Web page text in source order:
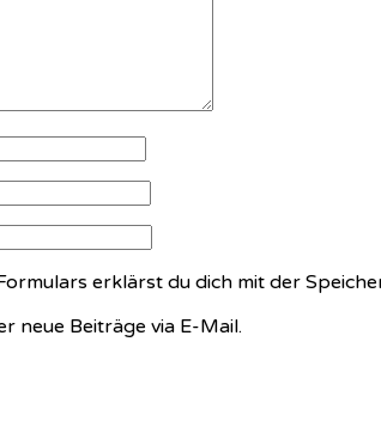
erklärst du dich mit der
neue Beiträge via E-Mail.